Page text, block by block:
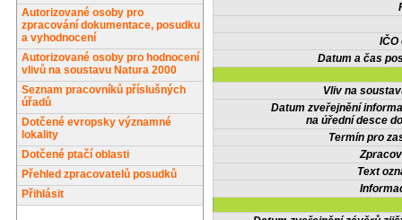
Autorizované osoby pro
zpracování dokumentace, posudku
a vyhodnocení
Autorizované osoby pro hodnocení
vlivů na soustavu Natura 2000
Seznam pracovníků příslušných
úřadů
Dotčené evropsky významné
lokality
Dotčené ptačí oblasti
Přehled zpracovatelů posudků
Přihlásit
IČO
Datum a čas
Vliv na
Datum zveřejnění
na úřední desce
Termín pro
Text